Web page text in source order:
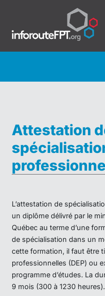
Attestation
L’attestation de
un diplôme délivré par le
Québec au terme d’une
de spécialisation dans un
cette formation, il faut être
professionnelles (DEP) ou
programme d’études. La
9 mois (300 à 1230 heures).